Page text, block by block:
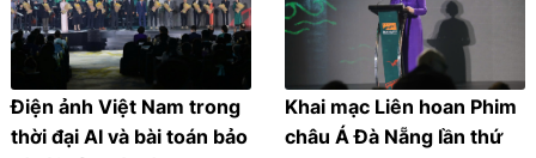
Điện ảnh Việt Nam trong
thời đại AI và bài toán bảo
Khai mạc Liên hoan Phim
châu Á Đà Nẵng lần thứ